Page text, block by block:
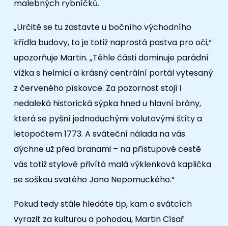
malebných rybníčků.
„Určitě se tu zastavte u bočního východního
křídla budovy, to je totiž naprostá pastva pro oči,“
upozorňuje Martin. „Téhle části dominuje parádní
vížka s helmicí a krásný centrální portál vytesaný
z červeného pískovce. Za pozornost stojí i
nedaleká historická sýpka hned u hlavní brány,
která se pyšní jednoduchými volutovými štíty a
letopočtem 1773. A sváteční nálada na vás
dýchne už před branami – na přístupové cestě
vás totiž stylově přivítá malá výklenková kaplička
se soškou svatého Jana Nepomuckého.“
Pokud tedy stále hledáte tip, kam o svátcích
vyrazit za kulturou a pohodou, Martin Císař